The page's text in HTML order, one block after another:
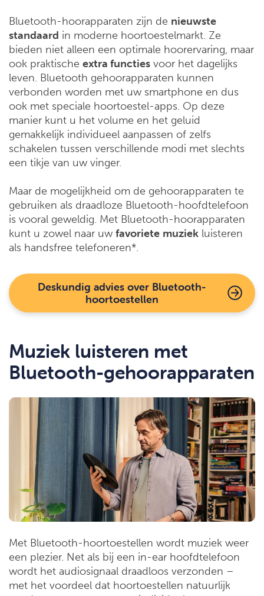
Bluetooth-hoorapparaten zijn de nieuwste
standaard in moderne hoortoestelmarkt. Ze
bieden niet alleen een optimale hoorervaring, maar
ook praktische extra functies voor het dagelijks
leven. Bluetooth gehoorapparaten kunnen
verbonden worden met uw smartphone en dus
ook met speciale hoortoestel-apps. Op deze
manier kunt u het volume en het geluid
gemakkelijk individueel aanpassen of zelfs
schakelen tussen verschillende modi met slechts
een tikje van uw vinger.
Maar de mogelijkheid om de gehoorapparaten te
gebruiken als draadloze Bluetooth-hoofdtelefoon
is vooral geweldig. Met Bluetooth-hoorapparaten
kunt u zowel naar uw favoriete muziek luisteren
als handsfree telefoneren*.
Deskundig advies over Bluetooth-
hoortoestellen
Muziek luisteren met
Bluetooth-gehoorapparaten
Met Bluetooth-hoortoestellen wordt muziek weer
een plezier. Net als bij een in-ear hoofdtelefoon
wordt het audiosignaal draadloos verzonden –
met het voordeel dat hoortoestellen natuurlijk